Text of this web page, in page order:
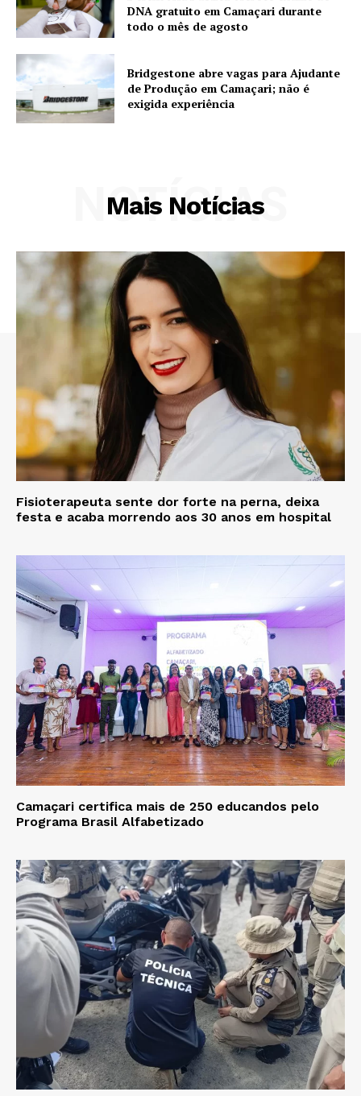
DNA gratuito em Camaçari durante
todo o mês de agosto
Bridgestone abre vagas para Ajudante
de Produção em Camaçari; não é
exigida experiência
Mais Notícias
NOTÍCIAS
Fisioterapeuta sente dor forte na perna, deixa
festa e acaba morrendo aos 30 anos em hospital
Camaçari certifica mais de 250 educandos pelo
Programa Brasil Alfabetizado